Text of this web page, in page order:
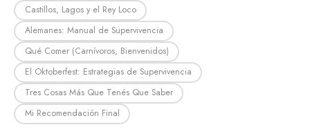
Castillos, Lagos y el Rey Loco
Alemanes: Manual de Supervivencia
Qué Comer (Carnívoros, Bienvenidos)
El Oktoberfest: Estrategias de Supervivencia
Tres Cosas Más Que Tenés Que Saber
Mi Recomendación Final